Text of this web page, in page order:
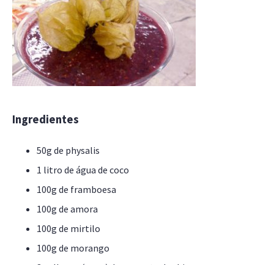
Ingredientes
50g de physalis
1 litro de água de coco
100g de framboesa
100g de amora
100g de mirtilo
100g de morango